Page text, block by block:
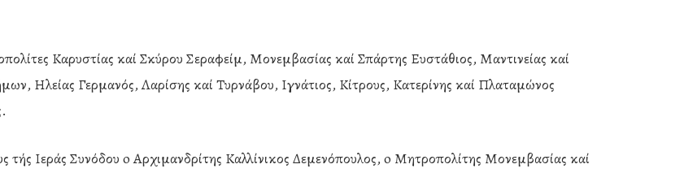
Καρυστίας καί Σκύρου Σεραφείμ, Μονεμβασίας καί Σπάρτης Ευστάθιος, Μαντινείας καί
Ηλείας Γερμανός, Λαρίσης καί Τυρνάβου, Ιγνάτιος, Κίτρους, Κατερίνης καί Πλαταμώνος
Ιεράς Συνόδου o Αρχιμανδρίτης Καλλίνικος Δεμενόπουλος, o Μητροπολίτης Μονεμβασίας καί